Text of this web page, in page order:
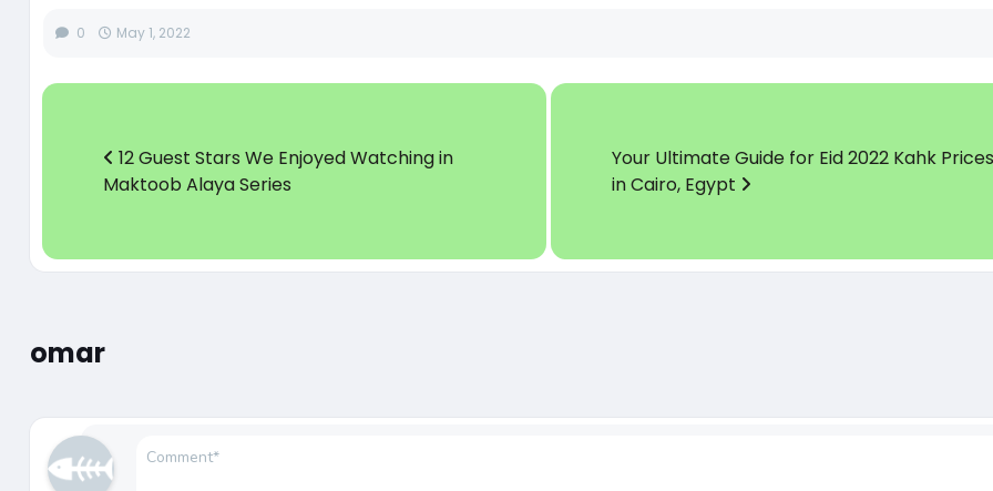
0 May 1, 2022
12 Guest Stars We Enjoyed Watching in
Maktoob Alaya Series
Your Ultimate Guide for Eid 2022 Kahk
in Cairo, Egypt
omar